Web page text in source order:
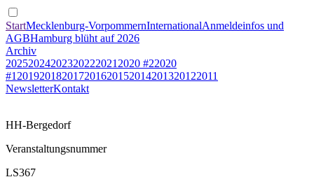
StartMecklenburg-VorpommernInternationalAnmeldeinfos und
AGBHamburg blüht auf 2026
Archiv
20252024202320222021 2020 #22020
#1 201920182017201620152014201320122011
NewsletterKontakt
HH-Bergedorf
Veranstaltungsnummer
LS367